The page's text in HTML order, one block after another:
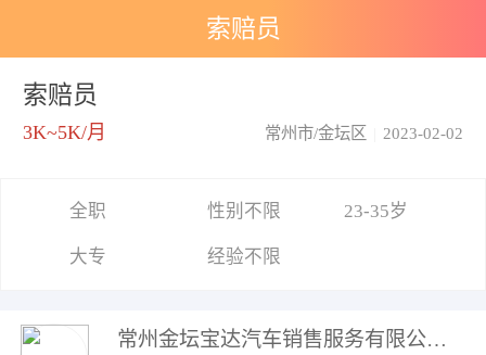
索赔员
索赔员
3K~5K/月 2023-02-02
常州市/金坛区
全职 性别不限 23-35岁
大专 经验不限
常州金坛宝达汽车销售服务有限公司